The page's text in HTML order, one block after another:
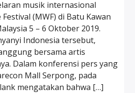
musik internasional
(MWF) di Batu Kawan
5 – 6 Oktober 2019.
Indonesia tersebut,
bersama artis
Dalam konferensi pers yang
Mall Serpong, pada
mengatakan bahwa […]